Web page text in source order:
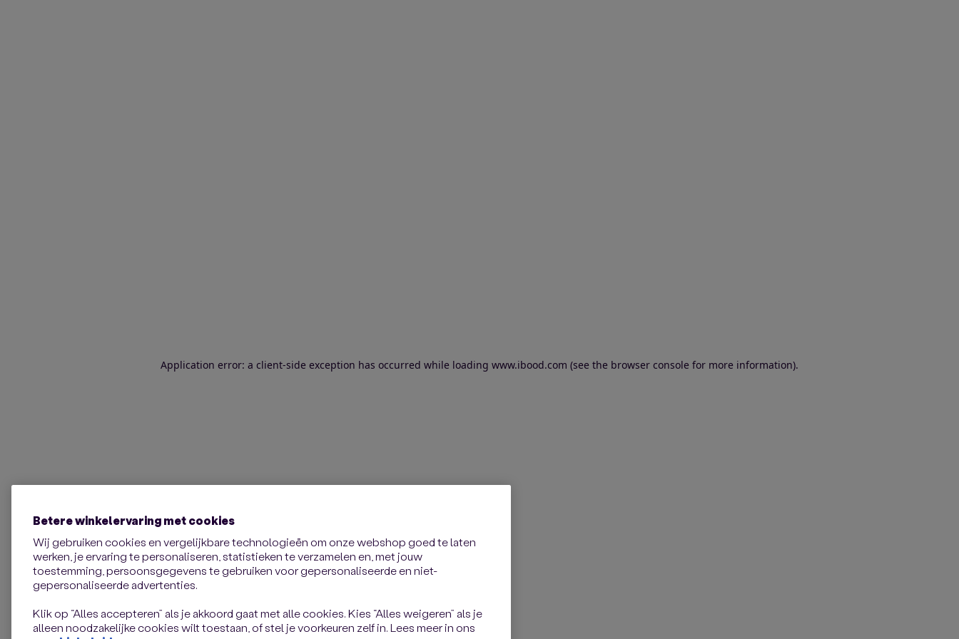
Application error: a client-side exception has occurred while loading www.ibood.com (see the browser console for more information).
Betere winkelervaring met cookies
Wij gebruiken cookies en vergelijkbare technologieën om onze webshop goed te laten
werken, je ervaring te personaliseren, statistieken te verzamelen en, met jouw
toestemming, persoonsgegevens te gebruiken voor gepersonaliseerde en niet-
gepersonaliseerde advertenties.
Klik op “Alles accepteren” als je akkoord gaat met alle cookies. Kies “Alles weigeren” als je
alleen noodzakelijke cookies wilt toestaan, of stel je voorkeuren zelf in. Lees meer in ons